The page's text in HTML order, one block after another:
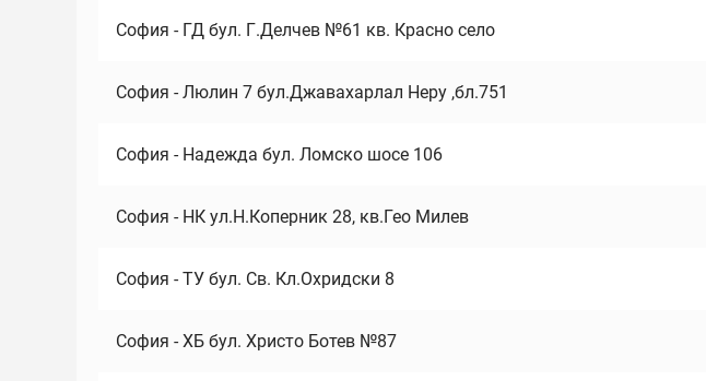
София - ГД бул. Г.Делчев №61 кв. Красно село
София - Люлин 7 бул.Джавахарлал Неру ,бл.751
София - Надежда бул. Ломско шосе 106
София - НК ул.Н.Коперник 28, кв.Гео Милев
София - ТУ бул. Св. Кл.Охридски 8
София - ХБ бул. Христо Ботев №87